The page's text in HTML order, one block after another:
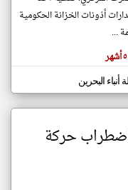
الدولة
من البحرين
على مدار الساعة
العاجلة والمباشرة
أذونات الخزانة الحكومية
...
أنباء البحرين
مع اضطراب حركة